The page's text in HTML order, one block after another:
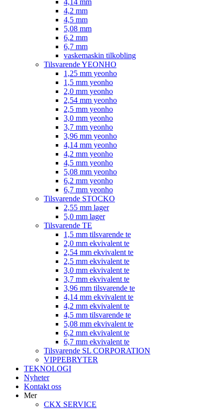
4,14 mm
4,2 mm
4,5 mm
5,08 mm
6,2 mm
6,7 mm
vaskemaskin tilkobling
Tilsvarende YEONHO
1,25 mm yeonho
1,5 mm yeonho
2,0 mm yeonho
2,54 mm yeonho
2,5 mm yeonho
3,0 mm yeonho
3,7 mm yeonho
3,96 mm yeonho
4,14 mm yeonho
4,2 mm yeonho
4,5 mm yeonho
5,08 mm yeonho
6,2 mm yeonho
6,7 mm yeonho
Tilsvarende STOCKO
2,55 mm lager
5,0 mm lager
Tilsvarende TE
1,5 mm tilsvarende te
2,0 mm ekvivalent te
2,54 mm ekvivalent te
2,5 mm ekvivalent te
3,0 mm ekvivalent te
3,7 mm ekvivalent te
3,96 mm tilsvarende te
4,14 mm ekvivalent te
4,2 mm ekvivalent te
4,5 mm tilsvarende te
5,08 mm ekvivalent te
6,2 mm ekvivalent te
6,7 mm ekvivalent te
Tilsvarende SL CORPORATION
VIPPEBRYTER
TEKNOLOGI
Nyheter
Kontakt oss
Mer
CKX SERVICE